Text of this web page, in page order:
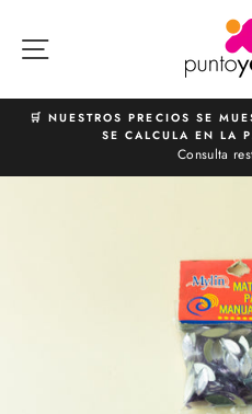
directamente
🛒 NUESTROS PRECIOS SE
SE CALCULA EN LA
Consulta